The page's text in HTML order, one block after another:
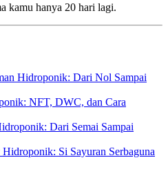
kamu hanya 20 hari lagi.
Hidroponik: Dari Nol Sampai
NFT, DWC, dan Cara
Dari Semai Sampai
Si Sayuran Serbaguna